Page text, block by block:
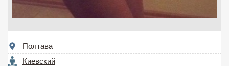
Полтава
Киевский